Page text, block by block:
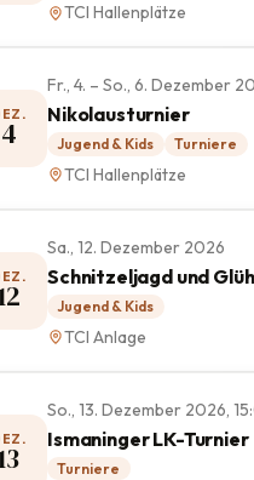
TCI Hallenplätze
4
Fr., 4. – So., 6. Dezember
Nikolausturnier
Jugend & Kids Turniere
TCI Hallenplätze
Sa., 12. Dezember 2026
Schnitzeljagd und
Jugend & Kids
TCI Anlage
So., 13. Dezember 2026,
Ismaninger LK-Turnier
Turniere